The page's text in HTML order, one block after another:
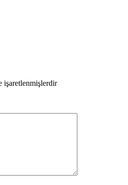
işaretlenmişlerdir